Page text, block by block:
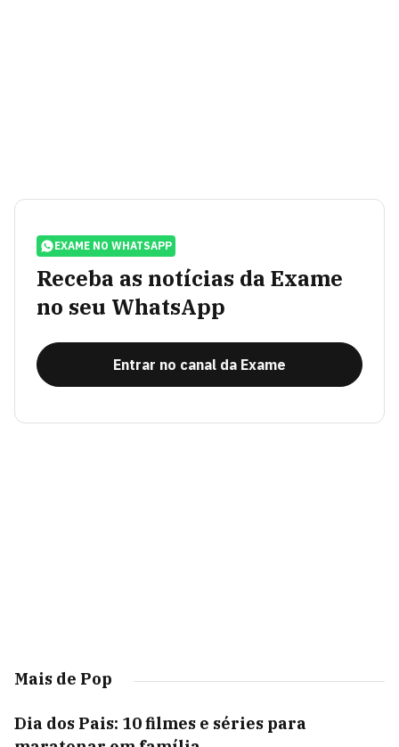
EXAME NO WHATSAPP
Receba as notícias da Exame
no seu WhatsApp
Entrar no canal da Exame
Mais de Pop
Dia dos Pais: 10 filmes e séries para